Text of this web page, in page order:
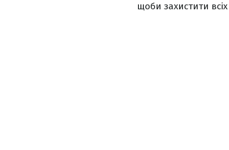
щоби захистити всіх